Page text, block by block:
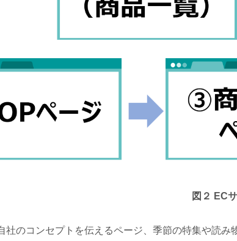
図２ EC
社のコンセプトを伝えるページ、季節の特集や読